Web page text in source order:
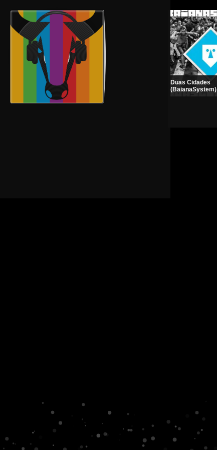
Prince | The Purple Mix
Duas Cidades
(BaianaSystem)